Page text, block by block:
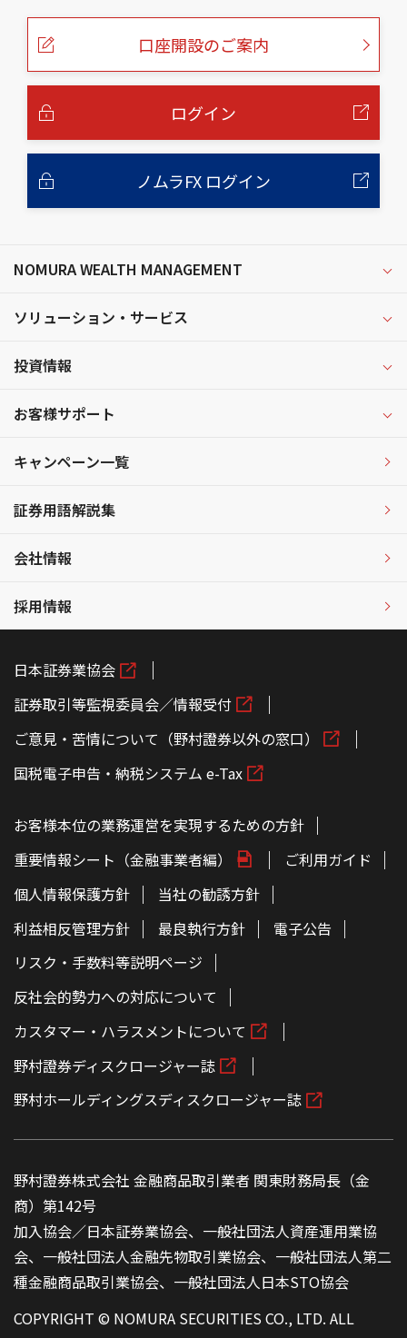
口座開設のご案内
ログイン
ノムラFX ログイン
NOMURA WEALTH MANAGEMENT
ソリューション・サービス
投資情報
お客様サポート
キャンペーン一覧
証券用語解説集
会社情報
採用情報
日本証券業協会
証券取引等監視委員会／情報受付
ご意見・苦情について（野村證券以外の窓口）
国税電子申告・納税システム e-Tax
お客様本位の業務運営を実現するための方針
重要情報シート（金融事業者編）
ご利用ガイド
個人情報保護方針
当社の勧誘方針
利益相反管理方針
最良執行方針
電子公告
リスク・手数料等説明ページ
反社会的勢力への対応について
カスタマー・ハラスメントについて
野村證券ディスクロージャー誌
野村ホールディングスディスクロージャー誌
野村證券株式会社 金融商品取引業者 関東財務局長（金
商）第142号
加入協会／日本証券業協会、一般社団法人資産運用業協
会、一般社団法人金融先物取引業協会、一般社団法人第二
種金融商品取引業協会、一般社団法人日本STO協会
COPYRIGHT © NOMURA SECURITIES CO., LTD. ALL